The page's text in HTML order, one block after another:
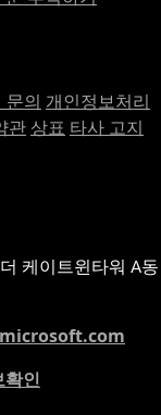
문의 개인정보처리
관 상표 타사 고지
케이트윈타워 A동
인